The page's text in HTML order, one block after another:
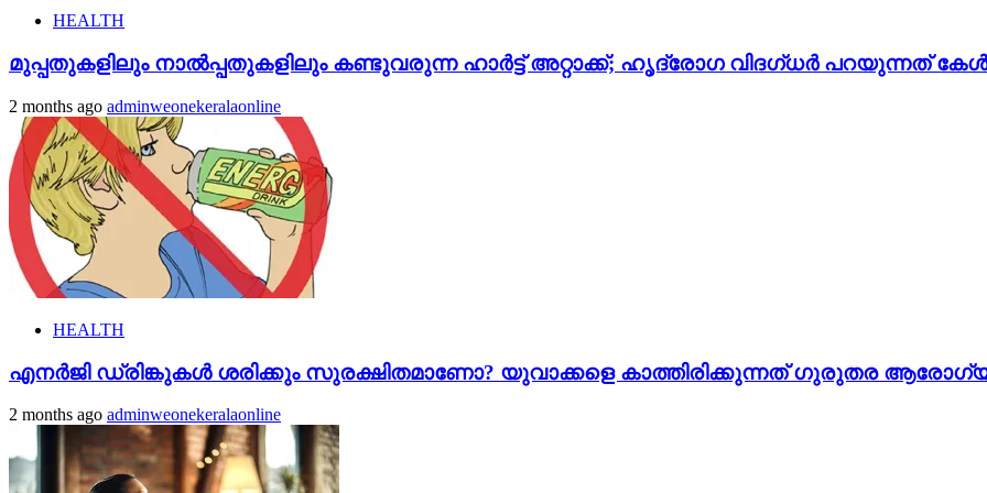
HEALTH
മുപ്പതുകളിലും നാൽപ്പതുകളിലും കണ്ടുവരുന്ന ഹാ‍ർട്ട് അറ്റാക്ക്; ഹൃദ്രോ​ഗ വിദ​ഗ്ധർ പറയുന്നത്
2 months ago adminweonekeralaonline
HEALTH
എനർജി ഡ്രിങ്കുകൾ ശരിക്കും സുരക്ഷിതമാണോ? യുവാക്കളെ കാത്തിരിക്കുന്നത് ഗുരുതര
2 months ago adminweonekeralaonline